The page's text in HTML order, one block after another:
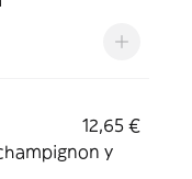
12,65 €
y